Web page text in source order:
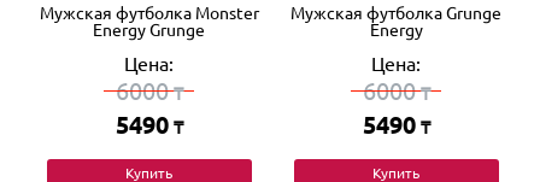
Мужская футболка Monster
Energy Grunge
Цена:
6000₸
5490 ₸
Купить
Мужская футболка Grunge
Energy
Цена:
6000₸
5490 ₸
Купить